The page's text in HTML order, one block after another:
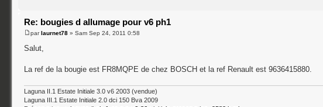
Re: bougies d allumage pour v6 ph1
parlaurnet78 » Sam Sep 24, 2011 0:58
Salut,
La ref de la bougie est FR8MQPE de chez BOSCH et la ref Renault est 9636415880.
Laguna II.1 Estate Initiale 3.0 v6 2003 (vendue)
Laguna III.1 Estate Initiale 2.0 dci 150 Bva 2009